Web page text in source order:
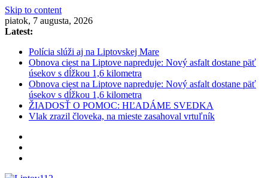
Skip to content
piatok, 7 augusta, 2026
Latest:
Polícia slúži aj na Liptovskej Mare
Obnova ciest na Liptove napreduje: Nový asfalt dostane päť
úsekov s dĺžkou 1,6 kilometra
Obnova ciest na Liptove napreduje: Nový asfalt dostane päť
úsekov s dĺžkou 1,6 kilometra
ŽIADOSŤ O POMOC: HĽADÁME SVEDKA
Vlak zrazil človeka, na mieste zasahoval vrtuľník